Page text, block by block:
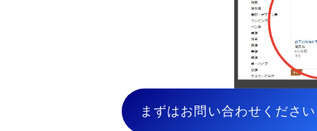
まずはお問い合わせくださ